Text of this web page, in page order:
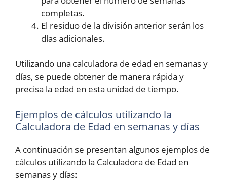
completas.
El residuo de la división anterior serán los
días adicionales.
Utilizando una calculadora de edad en semanas y
días, se puede obtener de manera rápida y
precisa la edad en esta unidad de tiempo.
Ejemplos de cálculos utilizando la
Calculadora de Edad en semanas y días
A continuación se presentan algunos ejemplos de
cálculos utilizando la Calculadora de Edad en
semanas y días: